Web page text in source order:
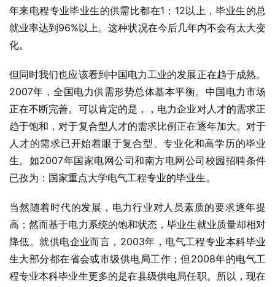
年来电程专业毕业生的供需比都在1：12以上，毕业生的总
就业率达到96%以上。这种状况在今后几年内不会有太大变
化。
但同时我们也应该看到中国电力工业的发展正在趋于成熟。
2007年，全国电力供需形势总体基本平衡。中国电力市场
正在不断完善。可以肯定的是，，电力企业对人才的需求正
趋于饱和，对于复合型人才的需求比例正在逐年加大。对于
人才的需求已开始着眼于复合型、专业化和高学历的毕业
生。如2007年国家电网公司和南方电网公司校园招聘条件
已孜为：国家重点大学电气工程专业的毕业生。
当然随着时代的发展，电力行业对人员素质的要求逐年提
高；然而基于电力系统的饱和状态，毕业生就业质量却相对
降低。就供电企业而言，2003年，电气工程专业本科毕业
生大部分都在省会或市级供电局工作；但2008年的电气工
程专业本科毕业生更多的是在县级供电局任职。所以，现在